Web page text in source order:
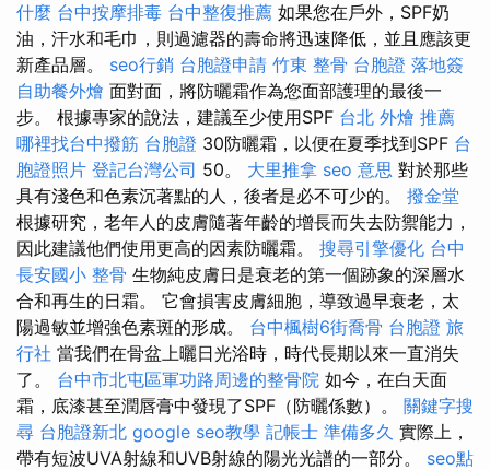
什麼 台中按摩排毒 台中整復推薦 如果您在戶外，SPF奶
油，汗水和毛巾，則過濾器的壽命將迅速降低，並且應該更
新產品層。 seo行銷 台胞證申請 竹東 整骨 台胞證 落地簽
自助餐外燴 面對面，將防曬霜作為您面部護理的最後一
步。 根據專家的說法，建議至少使用SPF 台北 外燴 推薦
哪裡找台中撥筋 台胞證 30防曬霜，以便在夏季找到SPF 台
胞證照片 登記台灣公司 50。 大里推拿 seo 意思 對於那些
具有淺色和色素沉著點的人，後者是必不可少的。 撥金堂
根據研究，老年人的皮膚隨著年齡的增長而失去防禦能力，
因此建議他們使用更高的因素防曬霜。 搜尋引擎優化 台中
長安國小 整骨 生物純皮膚日是衰老的第一個跡象的深層水
合和再生的日霜。 它會損害皮膚細胞，導致過早衰老，太
陽過敏並增強色素斑的形成。 台中楓樹6街喬骨 台胞證 旅
行社 當我們在骨盆上曬日光浴時，時代長期以來一直消失
了。 台中市北屯區軍功路周邊的整骨院 如今，在白天面
霜，底漆甚至潤唇膏中發現了SPF（防曬係數）。 關鍵字搜
尋 台胞證新北 google seo教學 記帳士 準備多久 實際上，
帶有短波UVA射線和UVB射線的陽光光譜的一部分。 seo點